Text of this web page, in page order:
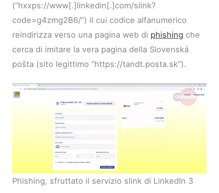
(“hxxps://www[.]linkedin[.]com/slink?
code=g4zmg2B6/”) il cui codice alfanumerico
reindirizza verso una pagina web di phishing che
cerca di imitare la vera pagina della Slovenská
pošta (sito legittimo “https://tandt.posta.sk”).
Phishing, sfruttato il servizio slink di LinkedIn 3